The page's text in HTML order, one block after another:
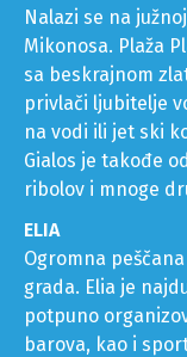
dužina
PLATIS GIALOS
Nalazi se na
Mikonosa. Plaža
sa beskrajnom
privlači ljubitelje
Gialos je takođe
ribolov i mnoge
ELIA
Ogromna